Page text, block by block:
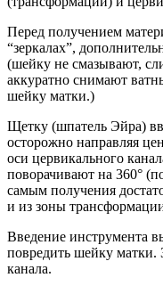
Перед получением
“зеркалах”,
(шейку не смазывают,
аккуратно снимают
шейку матки.)
Щетку (шпатель Эйра)
осторожно направляя
оси цервикального
поворачивают на 360°
самым получения
и из зоны
Введение инструмента
повредить шейку матки.
канала.